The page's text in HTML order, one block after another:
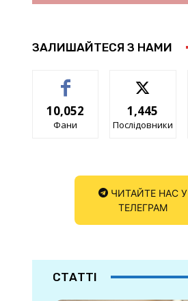
ЗАЛИШАЙТЕСЯ З НАМИ
10,052
Фани
1,445
Послідовники
ЧИТАЙТЕ НАС У
ТЕЛЕГРАМ
СТАТТІ